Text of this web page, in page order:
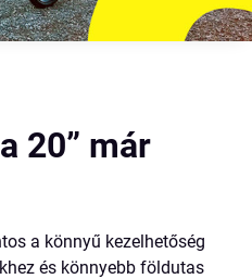
20” már
a könnyű kezelhetőség
és könnyebb földutas